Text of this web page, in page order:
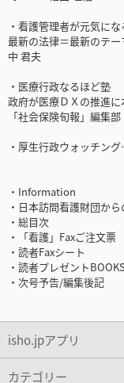
・看護管理者が元気に
最新の法律＝最新のテ
中 君夫
・医療行政なるほど塾
政府が医療ＤＸの推進
「社会保険旬報」編集部
・厚生行政ウォッチン
・Information
・日本訪問看護財団か
・総目次
・「看護」Faxご注文票
・読者Faxシート
・読者プレゼント
・次号予告/編集後記
isho.jpアプリ
カテゴリー